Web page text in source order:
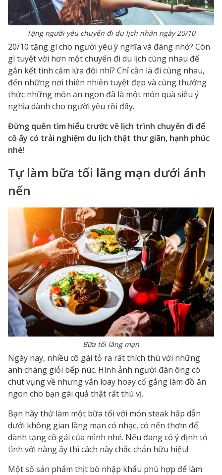
Tặng người yêu chuyến đi du lịch nhân ngày 20/10
20/10 tặng gì cho người yêu ý nghĩa và đáng nhớ? Còn
gì tuyệt vời hơn một chuyến đi du lịch cùng nhau để
gắn kết tình cảm lứa đôi nhỉ? Chỉ cần là đi cùng nhau,
đến những nơi thiên nhiên tuyệt đẹp và cùng thưởng
thức những món ăn ngon đã là một món quà siêu ý
nghĩa dành cho người yêu rồi đấy.
Đừng quên tìm hiểu trước về lịch trình chuyến đi để
cô ấy có trải nghiệm du lịch thật thư giãn, hạnh phúc
nhé!
Tự làm bữa tối lãng mạn dưới ánh
nến
Bữa tối lãng mạn
Ngày nay, nhiều cô gái tỏ ra rất thích thú với những
anh chàng giỏi bếp núc. Hình ảnh người đàn ông có
chút vụng về nhưng vẫn loay hoay cố gắng làm đồ ăn
ngon cho bạn gái quả thật rất thú vị.
Bạn hãy thử làm một bữa tối với món steak hấp dẫn
dưới không gian lãng mạn có nhạc, có nến thơm để
dành tặng cô gái của mình nhé. Nếu đang có ý định tỏ
tình với nàng ấy thì cách này chắc chắn hữu hiệu!
Một số sản phẩm thịt bò nhập khẩu phù hợp để làm